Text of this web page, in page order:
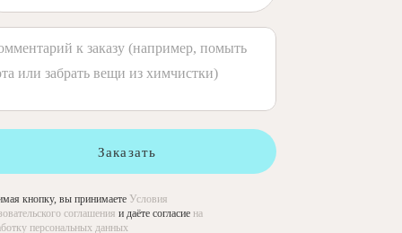
Заказать
кнопку, вы принимаете Условия
соглашения и даёте согласие на
персональных данных